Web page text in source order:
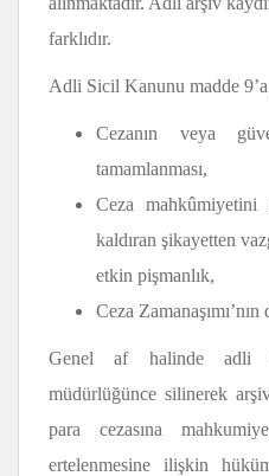
farklıdır.
Adli Sicil Kanunu madde
Cezanın veya
tamamlanması,
Ceza mahkûmiyetini
kaldıran şikayetten
etkin pişmanlık,
Ceza
Genel af halinde adli
müdürlüğünce silinerek
para cezasına
ertelenmesine ilişkin